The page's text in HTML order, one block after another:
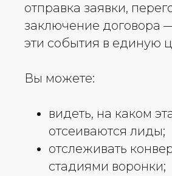
отправка заявки,
заключение договора
эти события в единую
Вы можете:
видеть, на каком
отсеиваются лиды;
отслеживать
стадиями воронки;